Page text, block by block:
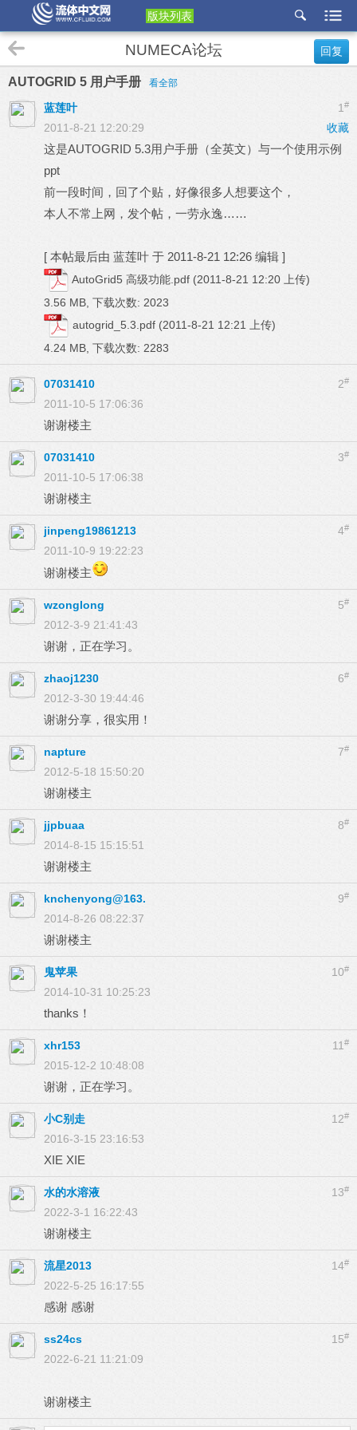
版块列表
etu
p
回复
NUMECA论坛
AUTOGRID 5 用户手册 看全部
1 #
蓝莲叶
收藏
2011-8-21 12:20:29
这是AUTOGRID 5.3用户手册（全英文）与一个使用示例
ppt
前一段时间，回了个贴，好像很多人想要这个，
本人不常上网，发个帖，一劳永逸……
[ 本帖最后由 蓝莲叶 于 2011-8-21 12:26 编辑 ]
AutoGrid5 高级功能.pdf (2011-8-21 12:20 上传)
3.56 MB, 下载次数: 2023
autogrid_5.3.pdf (2011-8-21 12:21 上传)
4.24 MB, 下载次数: 2283
2#
07031410
2011-10-5 17:06:36
谢谢楼主
3#
07031410
2011-10-5 17:06:38
谢谢楼主
4#
jinpeng19861213
2011-10-9 19:22:23
谢谢楼主
5#
wzonglong
2012-3-9 21:41:43
谢谢，正在学习。
6#
zhaoj1230
2012-3-30 19:44:46
谢谢分享，很实用！
7#
napture
2012-5-18 15:50:20
谢谢楼主
8#
jjpbuaa
2014-8-15 15:15:51
谢谢楼主
9#
knchenyong@163.
2014-8-26 08:22:37
谢谢楼主
10#
鬼苹果
2014-10-31 10:25:23
thanks！
11 #
xhr153
2015-12-2 10:48:08
谢谢，正在学习。
12#
小C别走
2016-3-15 23:16:53
XIE XIE
13#
水的水溶液
2022-3-1 16:22:43
谢谢楼主
14#
流星2013
2022-5-25 16:17:55
感谢 感谢
15#
ss24cs
2022-6-21 11:21:09
谢谢楼主